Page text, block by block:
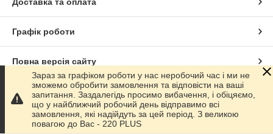
Графік роботи
Повна версія сайту
Сайт створено на маркетплейсіProm.ua
Політика конфіденційності
Зараз за графіком роботи у нас неробочий час і ми не
зможемо обробити замовлення та відповісти на ваші
запитання. Заздалегідь просимо вибачення, і обіцяємо,
що у найближчий робочий день відправимо всі
замовлення, які надійдуть за цей період. З великою
повагою до Ваc - 220 PLUS